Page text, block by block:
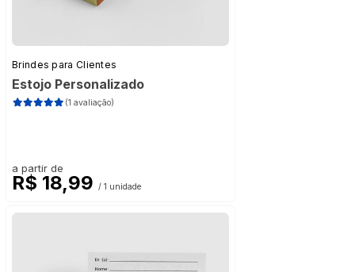
Brindes para Clientes
Estojo Personalizado
(1 avaliação)
a partir de
R$ 18,99 / 1 unidade